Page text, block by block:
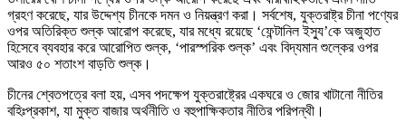
গ্রহণ করেছে, যার উদ্দেশ্য চীনকে দমন ও নিয়ন্ত্রণ করা। সর্বশেষ, যুক্তরাষ্ট্র চীনা পণ্যের
ওপর অতিরিক্ত শুল্ক আরোপ করেছে, যার মধ্যে রয়েছে ‘ফেন্টানিল ইস্যু’কে অজুহাত
হিসেবে ব্যবহার করে আরোপিত শুল্ক, ‘পারস্পরিক শুল্ক’ এবং বিদ্যমান শুল্কের ওপর
আরও ৫০ শতাংশ বাড়তি শুল্ক।
চীনের শ্বেতপত্রে বলা হয়, এসব পদক্ষেপ যুক্তরাষ্ট্রের একঘরে ও জোর খাটানো নীতির
বহিঃপ্রকাশ, যা মুক্ত বাজার অর্থনীতি ও বহুপাক্ষিকতার নীতির পরিপন্থী।